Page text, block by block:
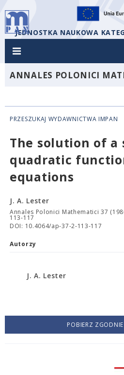
JEDNOSTKA NAUKOWA
ANNALES POLONICI
PRZESZUKAJ WYDAWNICTWA IMPAN
The solution of a
quadratic
equations
J. A. Lester
Annales Polonici Mathematici 37
113-117
DOI: 10.4064/ap-37-2-113-117
Autorzy
J. A. Lester
POBIERZ